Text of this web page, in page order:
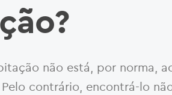
não está, por norma,
contrário, encontrá-lo